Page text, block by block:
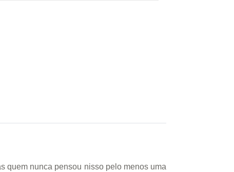
quem nunca pensou nisso pelo menos uma